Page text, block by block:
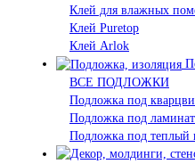
Клей для влажных
Клей Puretop
Клей Arlok
ВСЕ ПОДЛОЖКИ
Подложка под
Подложка под ламинат
Подложка под теплый